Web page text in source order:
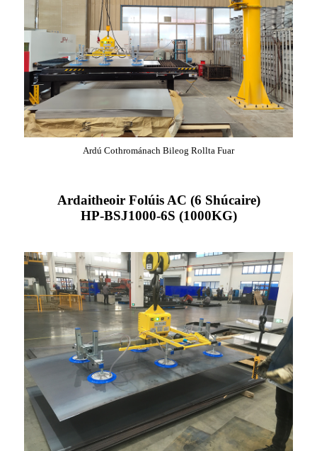
Ardú Cothrománach Bileog Rollta Fuar
Ardaitheoir Folúis AC (6 Shúcaire)
HP-BSJ1000-6S (1000KG)